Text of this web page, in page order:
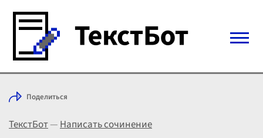
Войти с Telegram
Выбрать режим
Поделиться
ТекстБот—Написать сочинение